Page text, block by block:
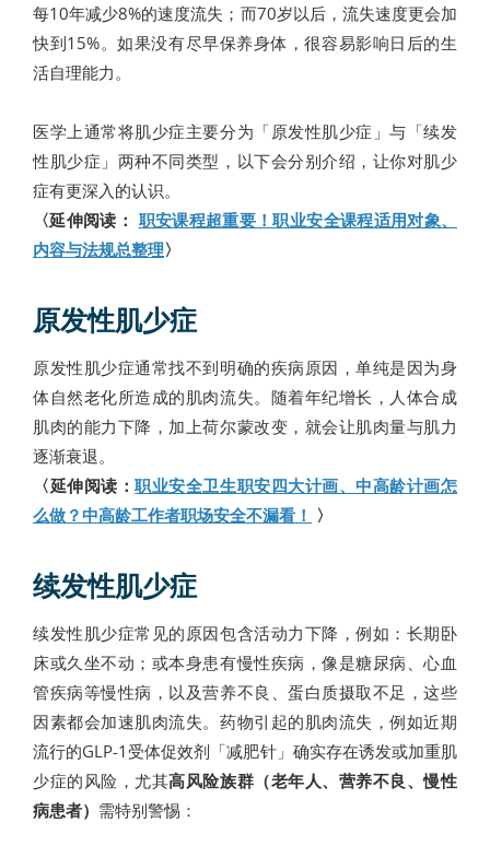
每10年减少8%的速度流失；而70岁以后，流失速度更会加
快到15%。如果没有尽早保养身体，很容易影响日后的生
活自理能力。
医学上通常将肌少症主要分为「原发性肌少症」与「续发
性肌少症」两种不同类型，以下会分别介绍，让你对肌少
症有更深入的认识。
〈延伸阅读： 职安课程超重要！职业安全课程适用对象、
内容与法规总整理〉
原发性肌少症
原发性肌少症通常找不到明确的疾病原因，单纯是因为身
体自然老化所造成的肌肉流失。随着年纪增长，人体合成
肌肉的能力下降，加上荷尔蒙改变，就会让肌肉量与肌力
逐渐衰退。
〈延伸阅读：职业安全卫生职安四大计画、中高龄计画怎
么做？中高龄工作者职场安全不漏看！ 〉
续发性肌少症
续发性肌少症常见的原因包含活动力下降，例如：长期卧
床或久坐不动；或本身患有慢性疾病，像是糖尿病、心血
管疾病等慢性病，以及营养不良、蛋白质摄取不足，这些
因素都会加速肌肉流失。药物引起的肌肉流失，例如近期
流行的GLP-1受体促效剂「减肥针」确实存在诱发或加重肌
少症的风险，尤其高风险族群（老年人、营养不良、慢性
病患者） 需特别警惕：